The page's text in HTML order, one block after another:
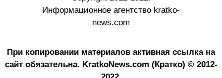
Информационное агентство kratko-
news.com
При копировании материалов активная ссылка на
сайт обязательна. KratkoNews.com (Кратко) © 2012-